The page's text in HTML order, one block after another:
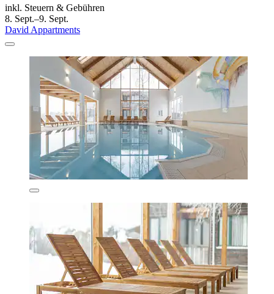
inkl. Steuern & Gebühren
8. Sept.–9. Sept.
David Appartments